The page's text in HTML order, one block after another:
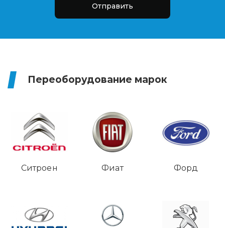
Отправить
Переоборудование марок
Ситроен Фиат Форд